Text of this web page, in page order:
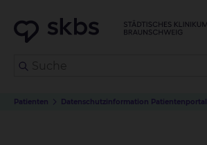
Patienten Datenschutzinformation Patientenportal